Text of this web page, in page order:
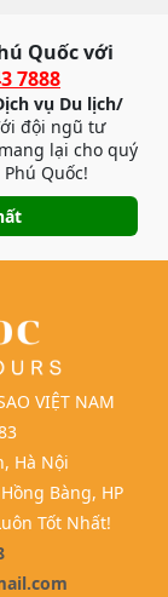
Quốc với
7888
vụ Du lịch/
đội ngũ tư
lại cho quý
Quốc!
VIỆT NAM
Hà Nội
Bàng, HP
Tốt Nhất!